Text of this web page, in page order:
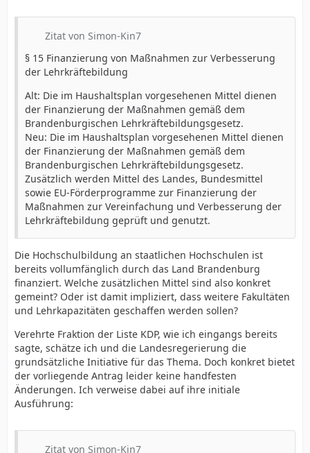
Zitat von Simon-Kin7
§ 15 Finanzierung von Maßnahmen zur Verbesserung
der Lehrkräftebildung
Alt: Die im Haushaltsplan vorgesehenen Mittel dienen
der Finanzierung der Maßnahmen gemäß dem
Brandenburgischen Lehrkräftebildungsgesetz.
Neu: Die im Haushaltsplan vorgesehenen Mittel dienen
der Finanzierung der Maßnahmen gemäß dem
Brandenburgischen Lehrkräftebildungsgesetz.
Zusätzlich werden Mittel des Landes, Bundesmittel
sowie EU-Förderprogramme zur Finanzierung der
Maßnahmen zur Vereinfachung und Verbesserung der
Lehrkräftebildung geprüft und genutzt.
Die Hochschulbildung an staatlichen Hochschulen ist
bereits vollumfänglich durch das Land Brandenburg
finanziert. Welche zusätzlichen Mittel sind also konkret
gemeint? Oder ist damit impliziert, dass weitere Fakultäten
und Lehrkapazitäten geschaffen werden sollen?
Verehrte Fraktion der Liste KDP, wie ich eingangs bereits
sagte, schätze ich und die Landesregerierung die
grundsätzliche Initiative für das Thema. Doch konkret bietet
der vorliegende Antrag leider keine handfesten
Änderungen. Ich verweise dabei auf ihre initiale
Ausführung:
Zitat von Simon-Kin7